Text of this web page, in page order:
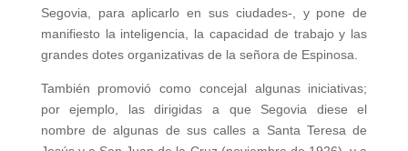
Segovia, para aplicarlo en sus ciudades-, y pone de
manifiesto la inteligencia, la capacidad de trabajo y las
grandes dotes organizativas de la señora de Espinosa.
También promovió como concejal algunas iniciativas;
por ejemplo, las dirigidas a que Segovia diese el
nombre de algunas de sus calles a Santa Teresa de